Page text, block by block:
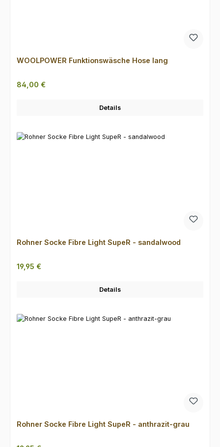
WOOLPOWER Funktionswäsche Hose lang
Regulärer Preis:
84,00 €
Details
Rohner Socke Fibre Light SupeR - sandalwood
Regulärer Preis:
19,95 €
Details
Rohner Socke Fibre Light SupeR - anthrazit-grau